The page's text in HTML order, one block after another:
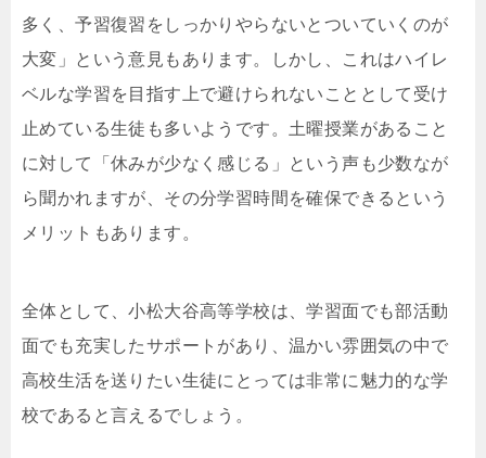
多く、予習復習をしっかりやらないとついていくのが
大変」という意見もあります。しかし、これはハイレ
ベルな学習を目指す上で避けられないこととして受け
止めている生徒も多いようです。土曜授業があること
に対して「休みが少なく感じる」という声も少数なが
ら聞かれますが、その分学習時間を確保できるという
メリットもあります。
全体として、小松大谷高等学校は、学習面でも部活動
面でも充実したサポートがあり、温かい雰囲気の中で
高校生活を送りたい生徒にとっては非常に魅力的な学
校であると言えるでしょう。